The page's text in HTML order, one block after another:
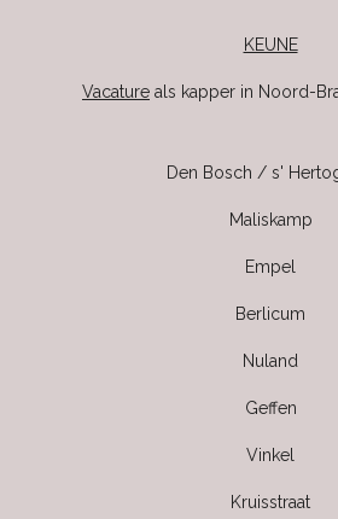
KEUNE
Vacature als kapper in Noord-
Den Bosch / s'
Maliskamp
Empel
Berlicum
Nuland
Geffen
Vinkel
Kruisstraat